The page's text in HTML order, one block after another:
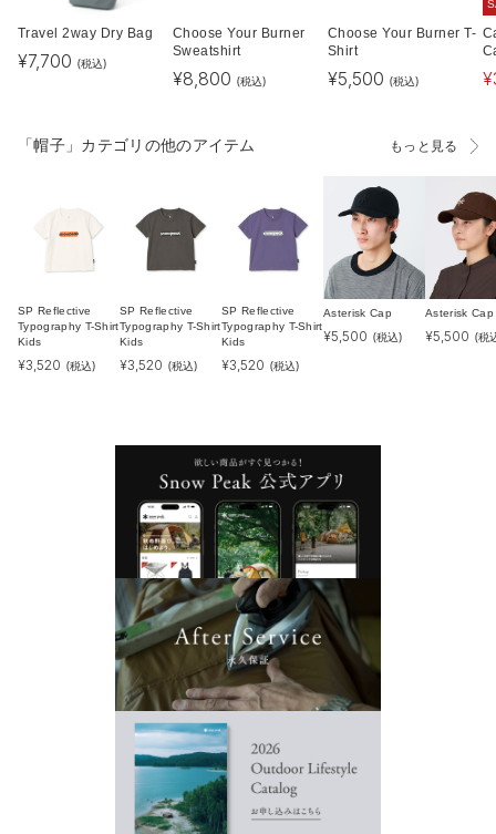
Travel 2way Dry Bag
¥7,700 (税込)
Choose Your Burner
Sweatshirt
¥8,800 (税込)
Choose Your Burner T-
Shirt
¥5,500 (税込) ¥
「帽子」カテゴリの他のアイテム もっと見る
SP Reflective
Typography T-Shirt
Kids
¥3,520 (税込)
SP Reflective
Typography T-Shirt
Kids
¥3,520 (税込)
SP Reflective
Typography T-Shirt
Kids
¥3,520 (税込)
Asterisk Cap
¥5,500 (税込)
Asterisk Cap
¥5,500 (税